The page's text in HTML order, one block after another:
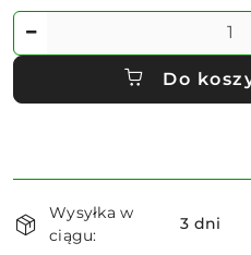
Ilość
Do
Dostępność
i
Wysyłka w
ciągu:
3 dni